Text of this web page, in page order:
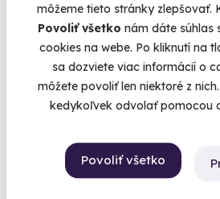
môžeme tieto stránky zlepšovať.
Povoliť všetko nám dáte súhlas
cookies na webe. Po kliknutí na
sa dozviete viac informácií o
môžete povoliť len niektoré z
kedykoľvek odvolať pomocou
Povoliť všetko
Bungee jumping zo žeriava
Urobte prvý krok, o zvyšok sa